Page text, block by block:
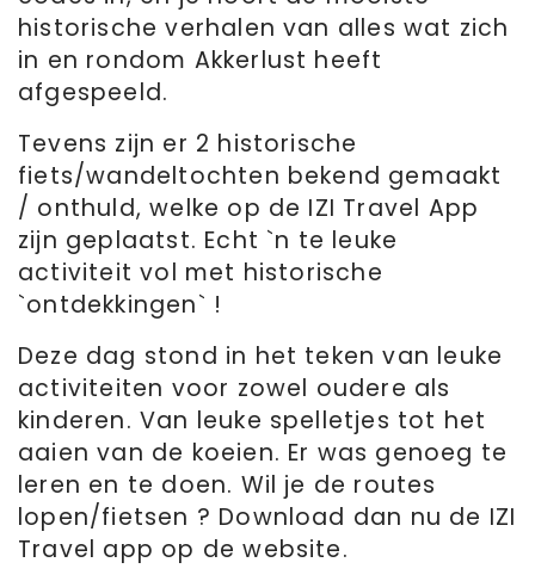
historische verhalen van alles wat zich
in en rondom Akkerlust heeft
afgespeeld.
Tevens zijn er 2 historische
fiets/wandeltochten bekend gemaakt
/ onthuld, welke op de IZI Travel App
zijn geplaatst. Echt `n te leuke
activiteit vol met historische
`ontdekkingen` !
Deze dag stond in het teken van leuke
activiteiten voor zowel oudere als
kinderen. Van leuke spelletjes tot het
aaien van de koeien. Er was genoeg te
leren en te doen. Wil je de routes
lopen/fietsen ? Download dan nu de IZI
Travel app op de website.